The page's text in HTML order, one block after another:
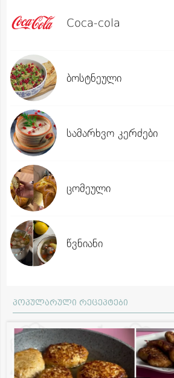
Coca-cola
ბოსტნეული
სამარხვო კერძები
ცომეული
წვნიანი
პოპულარული რეცეპტები